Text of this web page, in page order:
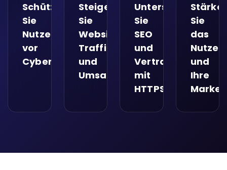
Schützen
Sie
Nutzerdaten
vor
Cyberangriffen
Steigern
Sie
Website-
Traffic
und
Umsatz
Unterstützen
Sie
SEO
und
Vertrauen
mit
HTTPS
Sie
das
und
Ihre